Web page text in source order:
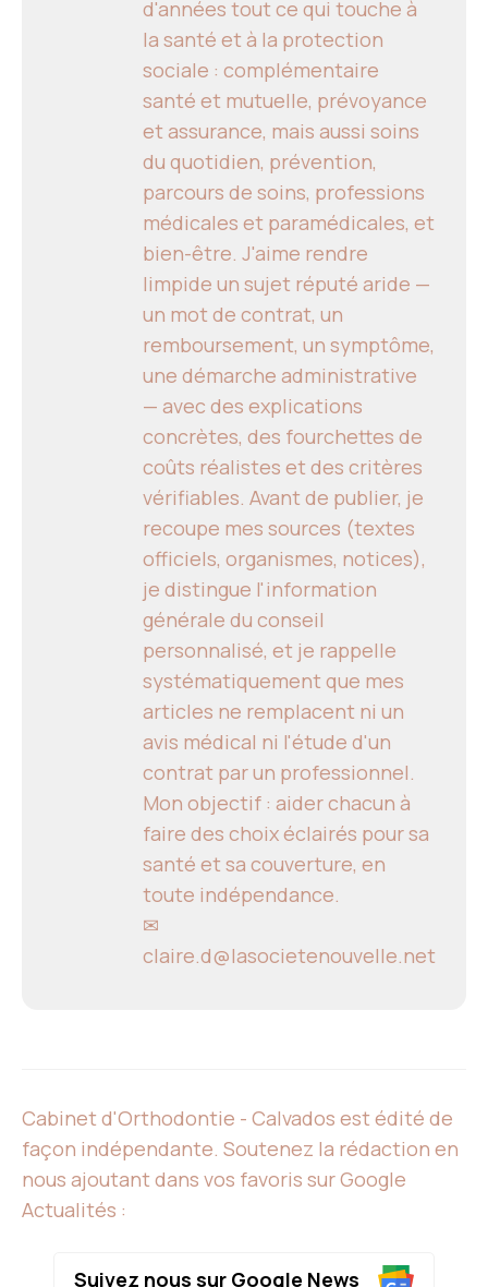
d'années tout ce qui touche à
la santé et à la protection
sociale : complémentaire
santé et mutuelle, prévoyance
et assurance, mais aussi soins
du quotidien, prévention,
parcours de soins, professions
médicales et paramédicales, et
bien-être. J'aime rendre
limpide un sujet réputé aride —
un mot de contrat, un
remboursement, un symptôme,
une démarche administrative
— avec des explications
concrètes, des fourchettes de
coûts réalistes et des critères
vérifiables. Avant de publier, je
recoupe mes sources (textes
officiels, organismes, notices),
je distingue l'information
générale du conseil
personnalisé, et je rappelle
systématiquement que mes
articles ne remplacent ni un
avis médical ni l'étude d'un
contrat par un professionnel.
Mon objectif : aider chacun à
faire des choix éclairés pour sa
santé et sa couverture, en
toute indépendance.
✉
claire.d@lasocietenouvelle.net
Cabinet d'Orthodontie - Calvados est édité de
façon indépendante. Soutenez la rédaction en
nous ajoutant dans vos favoris sur Google
Actualités :
Suivez nous sur Google News